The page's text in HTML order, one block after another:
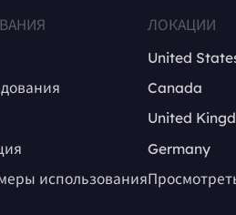
использования
ЛОКАЦИИ
United
Canada
United
Germany